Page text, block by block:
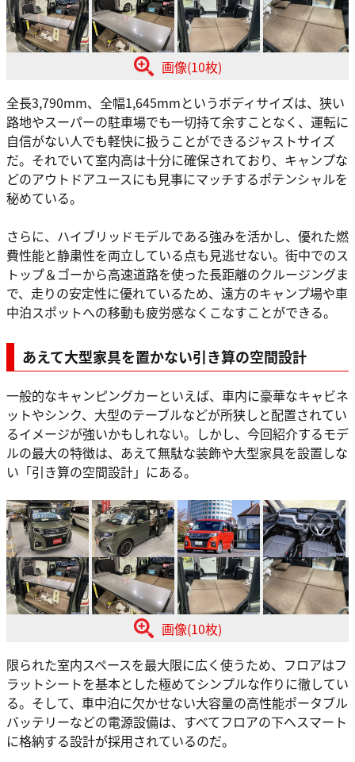
画像(10枚)
全長3,790mm、全幅1,645mmというボディサイズは、狭い
路地やスーパーの駐車場でも一切持て余すことなく、運転に
自信がない人でも軽快に扱うことができるジャストサイズ
だ。それでいて室内高は十分に確保されており、キャンプな
どのアウトドアユースにも見事にマッチするポテンシャルを
秘めている。
さらに、ハイブリッドモデルである強みを活かし、優れた燃
費性能と静粛性を両立している点も見逃せない。街中でのス
トップ＆ゴーから高速道路を使った長距離のクルージングま
で、走りの安定性に優れているため、遠方のキャンプ場や車
中泊スポットへの移動も疲労感なくこなすことができる。
あえて大型家具を置かない引き算の空間設計
一般的なキャンピングカーといえば、車内に豪華なキャビネ
ットやシンク、大型のテーブルなどが所狭しと配置されてい
るイメージが強いかもしれない。しかし、今回紹介するモデ
ルの最大の特徴は、あえて無駄な装飾や大型家具を設置しな
い「引き算の空間設計」にある。
画像(10枚)
限られた室内スペースを最大限に広く使うため、フロアはフ
ラットシートを基本とした極めてシンプルな作りに徹してい
る。そして、車中泊に欠かせない大容量の高性能ポータブル
バッテリーなどの電源設備は、すべてフロアの下へスマート
に格納する設計が採用されているのだ。